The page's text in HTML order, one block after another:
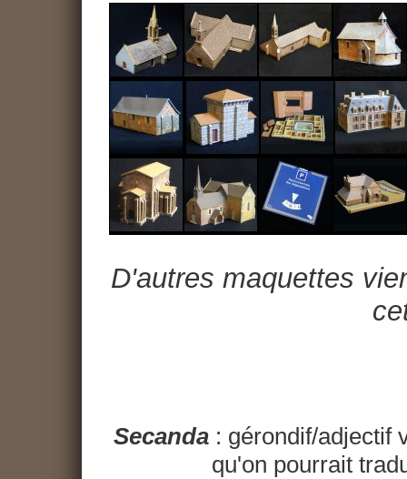
D'autres maquettes
Secanda: gérondif/adjectif
qu'on pourrait